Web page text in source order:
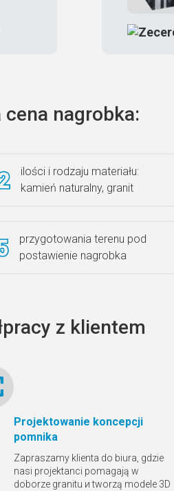
nagrobka:
ilości i rodzaju materiału:
kamień naturalny, granit
przygotowania terenu pod
postawienie nagrobka
z klientem
Projektowanie koncepcji
pomnika
Zapraszamy klienta do biura, gdzie
nasi projektanci pomagają w
doborze granitu и tworzą modele 3D